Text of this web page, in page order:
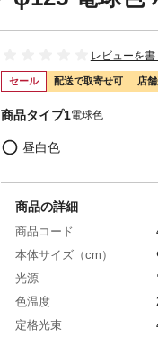
レビューを書
セール 配送で取寄せ可 店
商品タイプ1電球色
昼白色
商品の詳細
商品コード
本体サイズ（cm）
光源
色温度
定格光束